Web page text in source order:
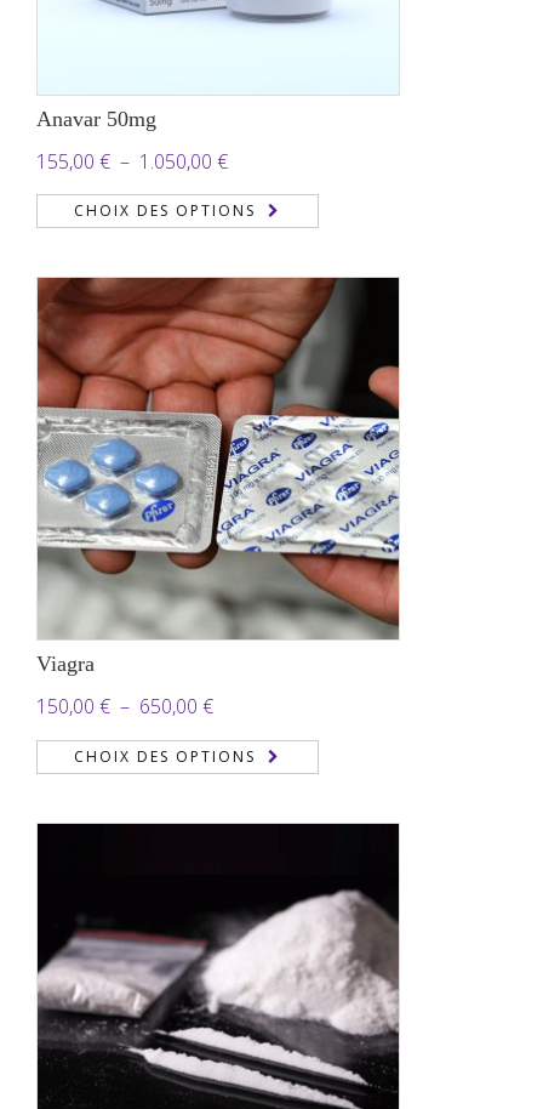
Anavar 50mg
155,00 € – 1.050,00 €Plage
de
prix :
à
1.050,00 €
CHOIX DES OPTIONS
Viagra
150,00 € – 650,00 €Plage
de
prix :
CHOIX DES OPTIONS